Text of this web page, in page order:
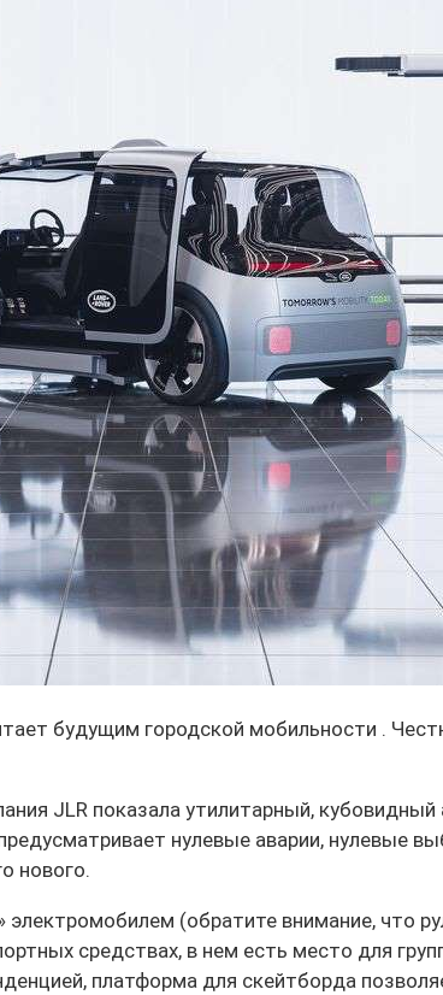
будущим городской мобильности .
JLR показала утилитарный,
нулевые аварии, нулевые
нового.
(обратите внимание, что
средствах, в нем есть место для
платформа для скейтборда